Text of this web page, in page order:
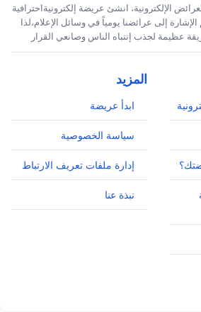
الإلكترونية، انشئ عريضة إلكترونيةاحترافية
إلى عرائضنا يومياً في وسائل الإعلام،لذا
عظيمة لجذب إنتباه الناس وصانعي القرار
المزيد
ابدأ عريضة
سياسة الخصوصية
إدارة ملفات تعريف الارتباط
نبذة عنا